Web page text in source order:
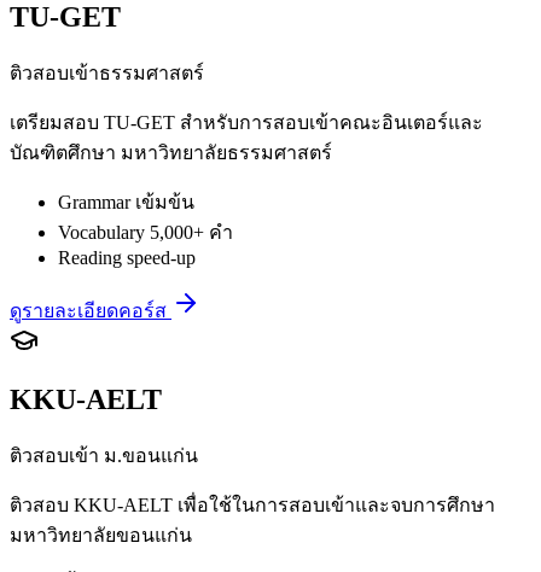
TU-GET
ติวสอบเข้าธรรมศาสตร์
เตรียมสอบ TU-GET สำหรับการสอบเข้าคณะอินเตอร์และ
บัณฑิตศึกษา มหาวิทยาลัยธรรมศาสตร์
Grammar เข้มข้น
Vocabulary 5,000+ คำ
Reading speed-up
ดูรายละเอียดคอร์ส
KKU-AELT
ติวสอบเข้า ม.ขอนแก่น
ติวสอบ KKU-AELT เพื่อใช้ในการสอบเข้าและจบการศึกษา
มหาวิทยาลัยขอนแก่น